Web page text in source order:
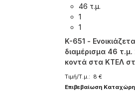
46 τ.μ.
1
1
K-651 -
διαμέρισμα 46
κοντά στα ΚΤΕΛ
Τιμή/Τ.μ.: 8 €
Επιβεβαίωση